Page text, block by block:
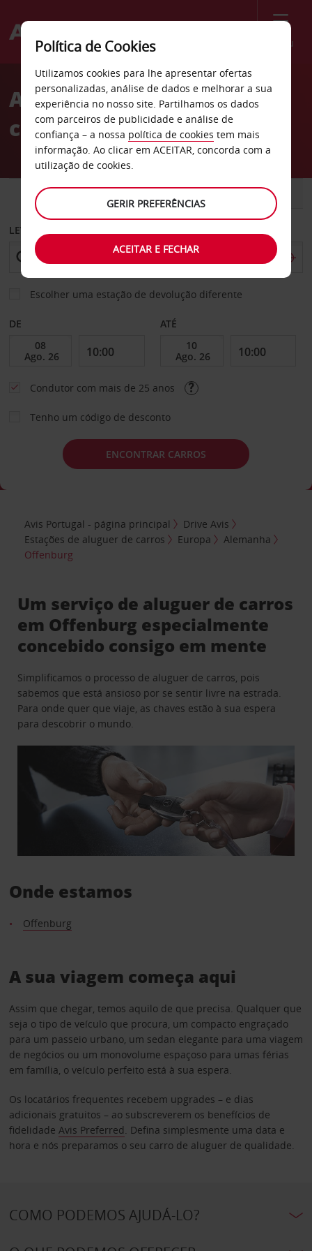
Menu
Welcome
AvisAluguer de
carros Offenburg
CARRO COMERCIAIS
LEVANTAR EM
Escolher uma estação de devolução diferente
DE ATÉ
Condutor com mais de 25 anos
Tenho um código de desconto
ENCONTRAR CARROS
Avis Portugal - página principal
Drive Avis
Estações de aluguer de carros
Europa
Alemanha
Offenburg
Um serviço de aluguer de carros
em Offenburg especialmente
concebido consigo em mente
Simplificamos o processo de aluguer de carros, pois
sabemos que está ansioso por se sentir livre na estrada.
Para onde quer que viaje, as chaves estão à sua espera
para descobrir o mundo.
Onde estamos
Offenburg
A sua viagem começa aqui
Assim que chegar, temos aquilo de que precisa. Qualquer que
seja o tipo de veículo que procura, um compacto engraçado
para um passeio urbano, um sedan elegante para uma viagem
de negócios ou um monovolume espaçoso para umas férias
em família, o veículo perfeito está à sua espera.
Os locatários frequentes recebem upgrades – e dias
adicionais gratuitos – ao subscreverem os benefícios de
fidelidade Avis Preferred. Defina simplesmente uma data e
hora e nós preparamos o seu carro de aluguer de qualidade.
COMO PODEMOS AJUDÁ-LO?
Política de Cookies
Utilizamos cookies para lhe apresentar ofertas
personalizadas, análise de dados e melhorar a sua
experiência no nosso site. Partilhamos os dados
com parceiros de publicidade e análise de
confiança – a nossa política de cookies tem mais
informação. Ao clicar em ACEITAR, concorda com a
utilização de cookies.
GERIR PREFERÊNCIAS
ACEITAR E FECHAR